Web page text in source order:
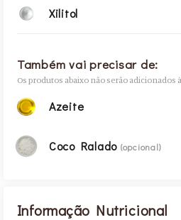
Xilitol
Também vai precisar de:
Os produtos abaixo não serão adicionados
Azeite
Coco Ralado (opcional)
Informação Nutricional